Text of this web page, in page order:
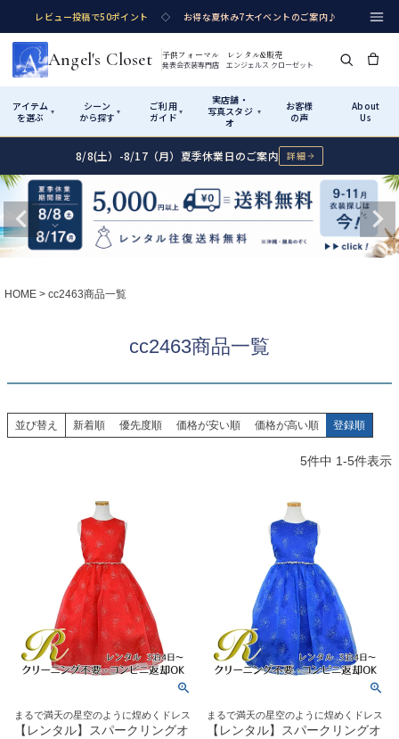
レビュー投稿で50ポイント ◇ お得な夏休み7大イベントのご案内♪
Angel's Closet 子供フォーマル レンタル&販売
発表会衣装専門店 エンジェルス クローゼット
アイテム
を選ぶ
▾
シーン
から探す ▾
ご利用
ガイド ▾
実店舗・
写真スタジ
オ
▾
お客様
の声
About
Us
Shop by Category アイテムから探す
カテゴリ詳細→ サイズで選ぶ →
七五三着物 シューズ
アウター レディース
販売
コスチューム アウター
Shop by Occasion シーンから探す
性別・サイズで絞り込む→
Recital & Concours Wedding
Graduation & Entrance
卒業式・入学式
Shichi-Go-San
七五三
How It Works ご利用ガイド
Startはじめに
01
レンタル・販売の入口
03 Angel's Closetについて
予約・配送・返却・料金
レンタルの流れ
4ステップで簡単
あんしんパック
汚れ・キズ・破損の補償
Buy & Supportご購入・サポート
07 販売・共通のご案内
品質・返品・お手入れ
Visit Us 実店舗・写真スタジオ
Tsukuba Boutique
茨城県土浦市大町14-16-1F
10:00–18:00（完全予約制）
月曜日
店舗を予約する →
8/8(土）-8/17（月）夏季休業日のご案内 詳細
HOME cc2463商品一覧
cc2463商品一覧
並び替え 新着順 優先度順 価格が安い順 価格が高い順 登録順
5件中 1-5件表示
まるで満天の星空のように煌めくドレス
【レンタル】スパークリングオ
まるで満天の星空のように煌めくドレス
【レンタル】スパークリングオ